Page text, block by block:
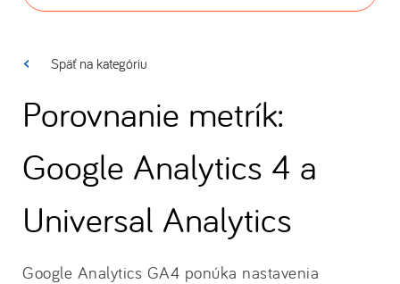
Späť na kategóriu
Porovnanie metrík:
Google Analytics 4 a
Universal Analytics
Google Analytics GA4 ponúka nastavenia